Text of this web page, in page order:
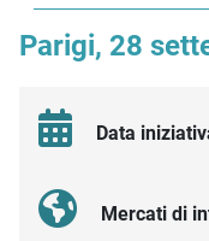
Parigi, 28
Data
Mercati di